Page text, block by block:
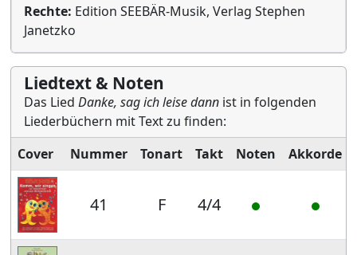
Rechte: Edition SEEBÄR-Musik, Verlag Stephen
Janetzko
Liedtext & Noten
Das Lied Danke, sag ich leise dann ist in folgenden
Liederbüchern mit Text zu finden:
Cover
Nummer Tonart Takt Noten Akkorde
41 F 4/4